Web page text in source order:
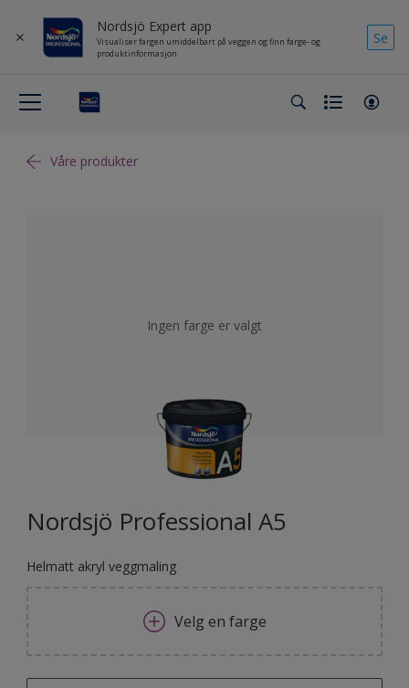
Nordsjö Expert app
Visualiser fargen umiddelbart på veggen og finn farge- og
produktinformasjon
Se
Våre produkter
Ingen farge er valgt
Nordsjö Professional A5
Helmatt akryl veggmaling
Velg en farge